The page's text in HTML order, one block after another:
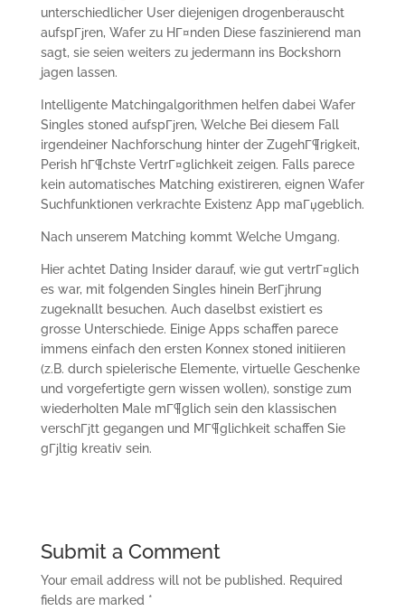
unterschiedlicher User diejenigen drogenberauscht
aufspГјren, Wafer zu HГ¤nden Diese faszinierend man
sagt, sie seien weiters zu jedermann ins Bockshorn
jagen lassen.
Intelligente Matchingalgorithmen helfen dabei Wafer
Singles stoned aufspГјren, Welche Bei diesem Fall
irgendeiner Nachforschung hinter der ZugehГ¶rigkeit,
Perish hГ¶chste VertrГ¤glichkeit zeigen. Falls parece
kein automatisches Matching existireren, eignen Wafer
Suchfunktionen verkrachte Existenz App maГџgeblich.
Nach unserem Matching kommt Welche Umgang.
Hier achtet Dating Insider darauf, wie gut vertrГ¤glich
es war, mit folgenden Singles hinein BerГјhrung
zugeknallt besuchen. Auch daselbst existiert es
grosse Unterschiede. Einige Apps schaffen parece
immens einfach den ersten Konnex stoned initiieren
(z.B. durch spielerische Elemente, virtuelle Geschenke
und vorgefertigte gern wissen wollen), sonstige zum
wiederholten Male mГ¶glich sein den klassischen
verschГјtt gegangen und MГ¶glichkeit schaffen Sie
gГјltig kreativ sein.
Submit a Comment
Your email address will not be published. Required
fields are marked *